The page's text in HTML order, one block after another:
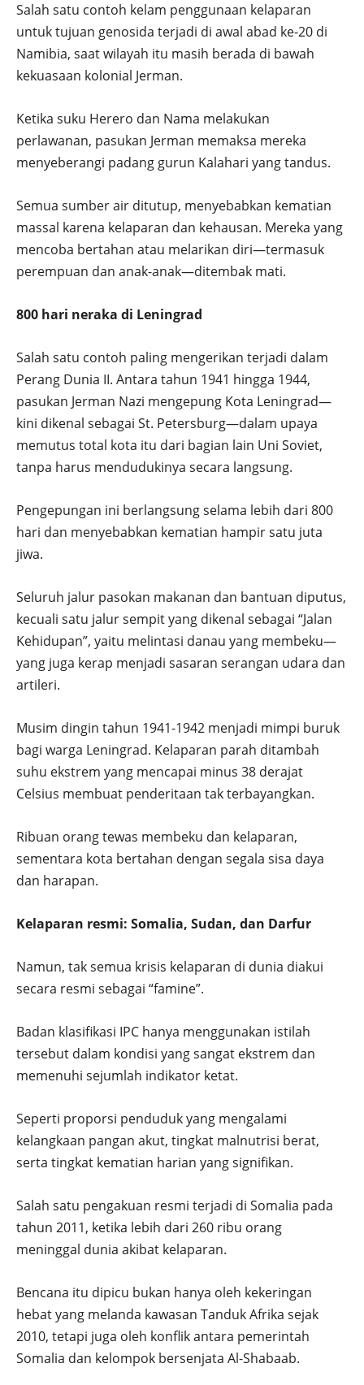
Salah satu contoh kelam penggunaan kelaparan
untuk tujuan genosida terjadi di awal abad ke-20 di
Namibia, saat wilayah itu masih berada di bawah
kekuasaan kolonial Jerman.
Ketika suku Herero dan Nama melakukan
perlawanan, pasukan Jerman memaksa mereka
menyeberangi padang gurun Kalahari yang tandus.
Semua sumber air ditutup, menyebabkan kematian
massal karena kelaparan dan kehausan. Mereka yang
mencoba bertahan atau melarikan diri—termasuk
perempuan dan anak-anak—ditembak mati.
800 hari neraka di Leningrad
Salah satu contoh paling mengerikan terjadi dalam
Perang Dunia II. Antara tahun 1941 hingga 1944,
pasukan Jerman Nazi mengepung Kota Leningrad—
kini dikenal sebagai St. Petersburg—dalam upaya
memutus total kota itu dari bagian lain Uni Soviet,
tanpa harus mendudukinya secara langsung.
Pengepungan ini berlangsung selama lebih dari 800
hari dan menyebabkan kematian hampir satu juta
jiwa.
Seluruh jalur pasokan makanan dan bantuan diputus,
kecuali satu jalur sempit yang dikenal sebagai “Jalan
Kehidupan”, yaitu melintasi danau yang membeku—
yang juga kerap menjadi sasaran serangan udara dan
artileri.
Musim dingin tahun 1941-1942 menjadi mimpi buruk
bagi warga Leningrad. Kelaparan parah ditambah
suhu ekstrem yang mencapai minus 38 derajat
Celsius membuat penderitaan tak terbayangkan.
Ribuan orang tewas membeku dan kelaparan,
sementara kota bertahan dengan segala sisa daya
dan harapan.
Kelaparan resmi: Somalia, Sudan, dan Darfur
Namun, tak semua krisis kelaparan di dunia diakui
secara resmi sebagai “famine”.
Badan klasifikasi IPC hanya menggunakan istilah
tersebut dalam kondisi yang sangat ekstrem dan
memenuhi sejumlah indikator ketat.
Seperti proporsi penduduk yang mengalami
kelangkaan pangan akut, tingkat malnutrisi berat,
serta tingkat kematian harian yang signifikan.
Salah satu pengakuan resmi terjadi di Somalia pada
tahun 2011, ketika lebih dari 260 ribu orang
meninggal dunia akibat kelaparan.
Bencana itu dipicu bukan hanya oleh kekeringan
hebat yang melanda kawasan Tanduk Afrika sejak
2010, tetapi juga oleh konflik antara pemerintah
Somalia dan kelompok bersenjata Al-Shabaab.